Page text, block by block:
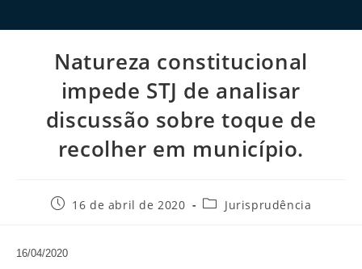
Natureza constitucional
impede STJ de analisar
discussão sobre toque de
recolher em município.
Post16 de abril de 2020
Categoria
Jurisprudência
16/04/2020